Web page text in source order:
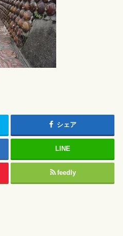
シェア
LINE
feedly